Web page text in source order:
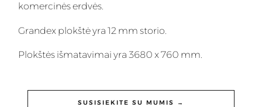
komercinės erdvės.
Grandex plokštė yra 12 mm storio.
Plokštės išmatavimai yra 3680 x 760 mm.
SUSISIEKITE SU MUMIS →